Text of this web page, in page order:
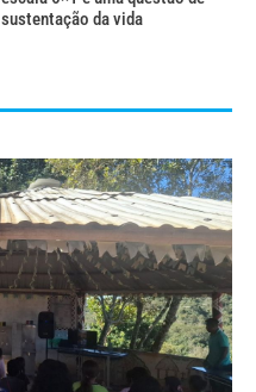
sustentação da vida